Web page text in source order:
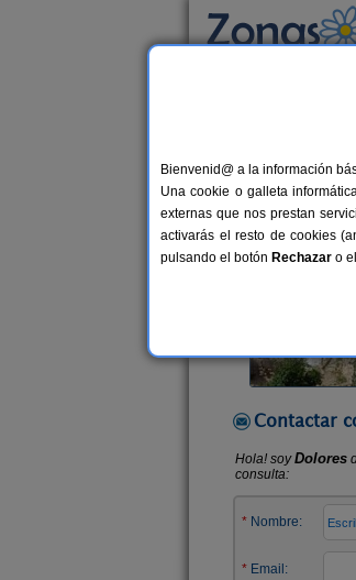
Casa
Casa Rural en
Alquiler
Contactar
Bienvenid@ a la información
Una cookie o galleta
externas que nos prestan
activarás el resto de cookies
pulsando el botón Rechazar o